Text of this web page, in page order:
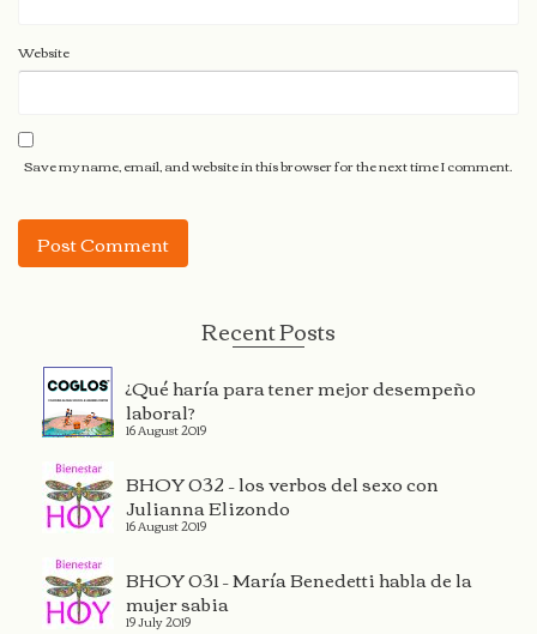
Website
Save my name, email, and website in this browser for the next time I comment.
Recent Posts
¿Qué haría para tener mejor desempeño
laboral?
16 August 2019
BHOY 032 – los verbos del sexo con
Julianna Elizondo
16 August 2019
BHOY 031 – María Benedetti habla de la
mujer sabia
19 July 2019